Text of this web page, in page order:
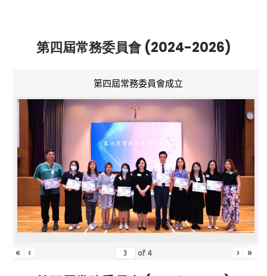
第四屆常務委員會 (2024-2026)
第四屆常務委員會成立
« ‹ of 4 › »